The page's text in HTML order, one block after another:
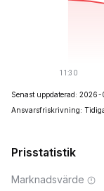
Senast uppdaterad:
Ansvarsfriskrivning:
Prisstatistik
Marknadsvärde